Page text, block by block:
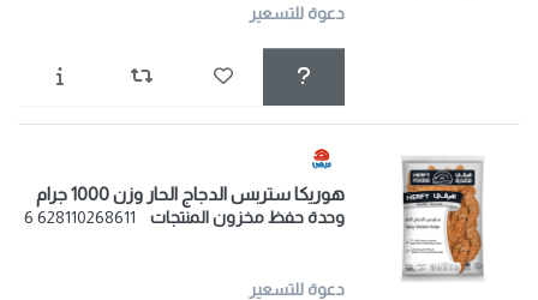
دعوة للتسعير
هوريكا ستربس الدجاج الحار وزن 1000 جرام
وحدة حفظ مخزون المنتجات 628110268611 6
دعوة للتسعير